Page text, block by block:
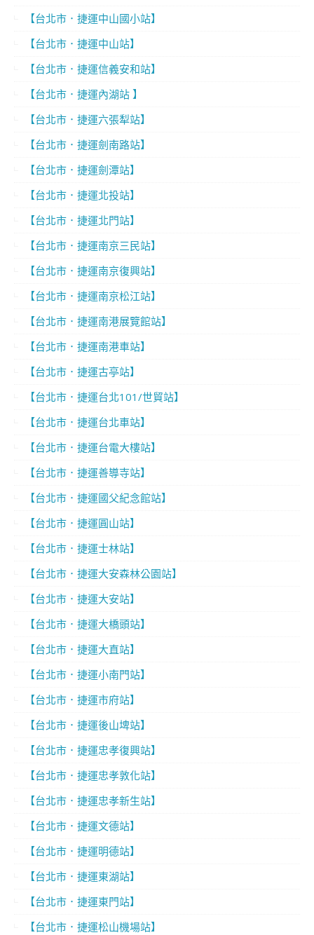
【台北市．捷運中山國小站】
【台北市．捷運中山站】
【台北市．捷運信義安和站】
【台北市．捷運內湖站 】
【台北市．捷運六張犁站】
【台北市．捷運劍南路站】
【台北市．捷運劍潭站】
【台北市．捷運北投站】
【台北市．捷運北門站】
【台北市．捷運南京三民站】
【台北市．捷運南京復興站】
【台北市．捷運南京松江站】
【台北市．捷運南港展覽館站】
【台北市．捷運南港車站】
【台北市．捷運古亭站】
【台北市．捷運台北101/世貿站】
【台北市．捷運台北車站】
【台北市．捷運台電大樓站】
【台北市．捷運善導寺站】
【台北市．捷運國父紀念館站】
【台北市．捷運圓山站】
【台北市．捷運士林站】
【台北市．捷運大安森林公園站】
【台北市．捷運大安站】
【台北市．捷運大橋頭站】
【台北市．捷運大直站】
【台北市．捷運小南門站】
【台北市．捷運市府站】
【台北市．捷運後山埤站】
【台北市．捷運忠孝復興站】
【台北市．捷運忠孝敦化站】
【台北市．捷運忠孝新生站】
【台北市．捷運文德站】
【台北市．捷運明德站】
【台北市．捷運東湖站】
【台北市．捷運東門站】
【台北市．捷運松山機場站】